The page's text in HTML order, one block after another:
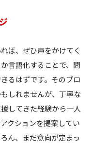
ば、ぜひ声をかけてく
言語化することで、問
るはずです。そのプロ
しれませんが、丁寧な
してきた経験から一人
クションを提案してい
ん、まだ意向が定まっ